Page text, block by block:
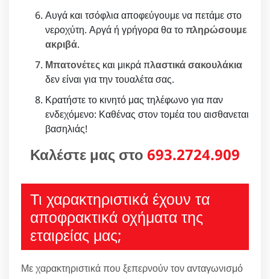
Αυγά και τσόφλια αποφεύγουμε να πετάμε στο
νεροχύτη. Αργά ή γρήγορα θα τοπληρώσουμε
ακριβά.
Μπατονέτες και μικρά πλαστικά σακουλάκια
δεν είναι για την τουαλέτα σας.
Κρατήστε το κινητό μας τηλέφωνο για παν
ενδεχόμενο: Καθένας στον τομέα του αισθανεται
βασηλιάς!
Καλέστε μας στο 693.2724.909
Τι χαρακτηριστικά έχουν τα
αποφρακτικά οχήματα της
εταιρείας μας;
Με χαρακτηριστικά που ξεπερνούν τον ανταγωνισμό